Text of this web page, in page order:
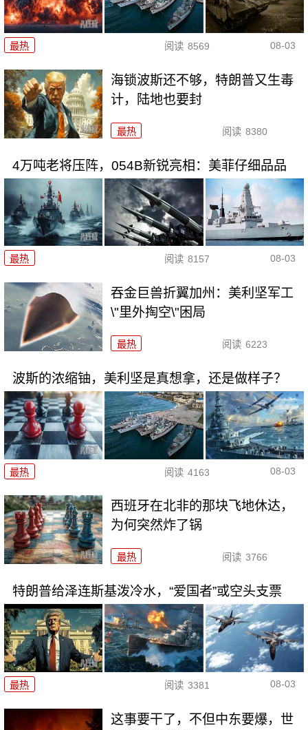
最热 阅读 8569 08-03
海锁波斯还不够，特朗普又生毒
计，陆地也要封
最热 阅读 8380
4万吨老将压阵，054B新锐亮相：美菲仔细品品
最热 阅读 8157 08-03
吞金巨兽折翼加州：美利坚军工
\"里外掏空\"困局
最热 阅读 6223
波斯的浓缩铀，美利坚是真想拿，还是做样子？
最热 阅读 4163 08-03
西班牙在北非的那块飞地休达，
为何突然炸了锅
最热 阅读 3766
特朗普给泽连斯基泼冷水，“爱国者”或空头支票
最热 阅读 3381 08-03
这事要干了，不但中东要爆，世